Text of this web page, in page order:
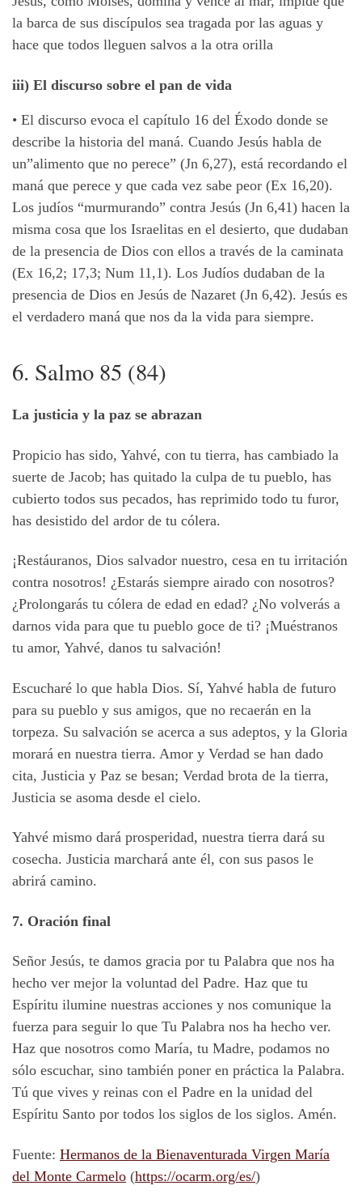
la barca de sus discípulos sea tragada por las aguas y
hace que todos lleguen salvos a la otra orilla
iii) El discurso sobre el pan de vida
• El discurso evoca el capítulo 16 del Éxodo donde se
describe la historia del maná. Cuando Jesús habla de
un”alimento que no perece” (Jn 6,27), está recordando el
maná que perece y que cada vez sabe peor (Ex 16,20).
Los judíos “murmurando” contra Jesús (Jn 6,41) hacen la
misma cosa que los Israelitas en el desierto, que dudaban
de la presencia de Dios con ellos a través de la caminata
(Ex 16,2; 17,3; Num 11,1). Los Judíos dudaban de la
presencia de Dios en Jesús de Nazaret (Jn 6,42). Jesús es
el verdadero maná que nos da la vida para siempre.
6. Salmo 85 (84)
La justicia y la paz se abrazan
Propicio has sido, Yahvé, con tu tierra, has cambiado la
suerte de Jacob; has quitado la culpa de tu pueblo, has
cubierto todos sus pecados, has reprimido todo tu furor,
has desistido del ardor de tu cólera.
¡Restáuranos, Dios salvador nuestro, cesa en tu irritación
contra nosotros! ¿Estarás siempre airado con nosotros?
¿Prolongarás tu cólera de edad en edad? ¿No volverás a
darnos vida para que tu pueblo goce de ti? ¡Muéstranos
tu amor, Yahvé, danos tu salvación!
Escucharé lo que habla Dios. Sí, Yahvé habla de futuro
para su pueblo y sus amigos, que no recaerán en la
torpeza. Su salvación se acerca a sus adeptos, y la Gloria
morará en nuestra tierra. Amor y Verdad se han dado
cita, Justicia y Paz se besan; Verdad brota de la tierra,
Justicia se asoma desde el cielo.
Yahvé mismo dará prosperidad, nuestra tierra dará su
cosecha. Justicia marchará ante él, con sus pasos le
abrirá camino.
7. Oración final
Señor Jesús, te damos gracia por tu Palabra que nos ha
hecho ver mejor la voluntad del Padre. Haz que tu
Espíritu ilumine nuestras acciones y nos comunique la
fuerza para seguir lo que Tu Palabra nos ha hecho ver.
Haz que nosotros como María, tu Madre, podamos no
sólo escuchar, sino también poner en práctica la Palabra.
Tú que vives y reinas con el Padre en la unidad del
Espíritu Santo por todos los siglos de los siglos. Amén.
Fuente: Hermanos de la Bienaventurada Virgen María
del Monte Carmelo (https://ocarm.org/es/)